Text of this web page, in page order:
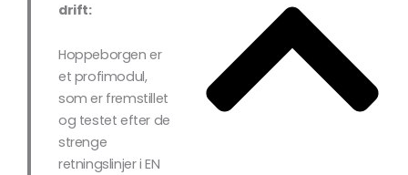
drift:
Hoppeborgen er
et profimodul,
som er fremstillet
og testet efter de
strenge
retningslinjer i EN